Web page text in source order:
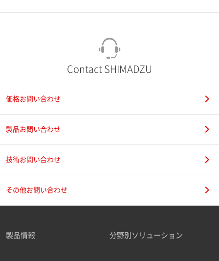
ご勤務先
Contact SHIMADZU
価格お問い合わせ
製品お問い合わせ
技術お問い合わせ
その他お問い合わせ
製品情報 分野別ソリューション